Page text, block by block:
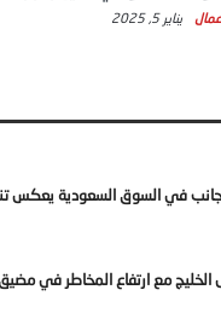
يناير 5, 2025
في السوق السعودية يعكس
مع ارتفاع المخاطر في